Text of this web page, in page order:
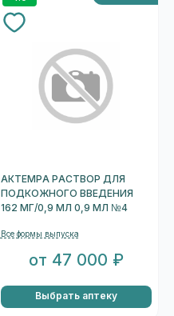
АКТЕМРА РАСТВОР ДЛЯ
ПОДКОЖНОГО ВВЕДЕНИЯ
162 МГ/0,9 МЛ 0,9 МЛ №4
Все формы выпуска
от 47 000 ₽
Выбрать аптеку